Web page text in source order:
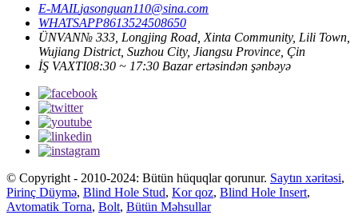
E-MAILjasonguan110@sina.com
WHATSAPP8613524508650
ÜNVAN№ 333, Longjing Road, Xinta Community, Lili Town,
Wujiang District, Suzhou City, Jiangsu Province, Çin
İŞ VAXTI08:30 ~ 17:30 Bazar ertəsindən şənbəyə
© Copyright - 2010-2024: Bütün hüquqlar qorunur. Saytın xəritəsi,
Pirinç Düymə, Blind Hole Stud, Kor qoz, Blind Hole Insert,
Avtomatik Torna, Bolt, Bütün Məhsullar